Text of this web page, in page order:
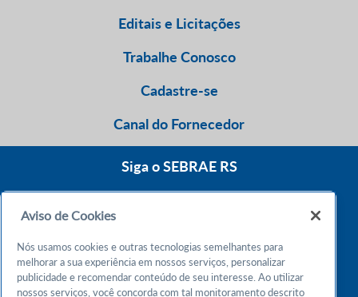
Editais e Licitações
Trabalhe Conosco
Cadastre-se
Canal do Fornecedor
Siga o SEBRAE RS
Atendimento 24h
Aviso de Cookies
Nós usamos cookies e outras tecnologias semelhantes para
melhorar a sua experiência em nossos serviços, personalizar
publicidade e recomendar conteúdo de seu interesse. Ao utilizar
nossos serviços, você concorda com tal monitoramento descrito